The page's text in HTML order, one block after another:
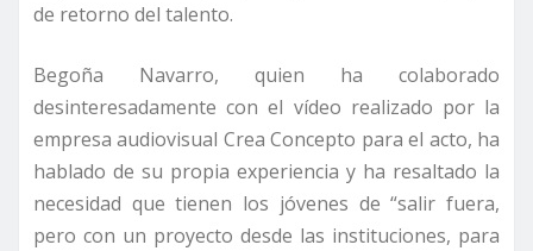
de retorno del talento.
Begoña Navarro, quien ha colaborado
desinteresadamente con el vídeo realizado por la
empresa audiovisual Crea Concepto para el acto, ha
hablado de su propia experiencia y ha resaltado la
necesidad que tienen los jóvenes de “salir fuera,
pero con un proyecto desde las instituciones, para